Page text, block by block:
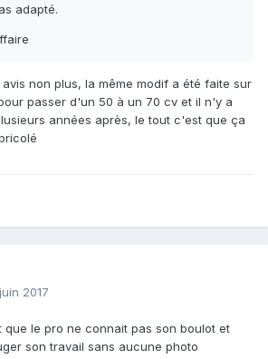
adapté.
non plus, la même modif a été faite sur
passer d'un 50 à un 70 cv et il n'y a
années après, le tout c'est que ça
2017
que le pro ne connait pas son boulot et
son travail sans aucune photo